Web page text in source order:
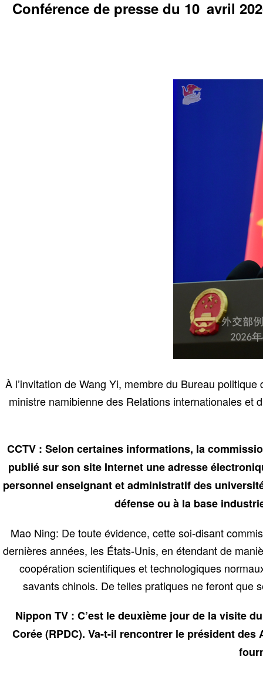
Conférence de presse du 10 avril
À l’invitation de Wang Yi, membre du Bureau
ministre namibienne des Relations internationales et
CCTV : Selon certaines informations, la
publié sur son site Internet une adresse
personnel enseignant et administratif des
défense ou à la base
Mao Ning: De toute évidence, cette soi-disant
dernières années, les États-Unis, en étendant de
coopération scientifiques et technologiques
savants chinois. De telles pratiques ne feront que
Nippon TV : C’est le deuxième jour de la visite
Corée (RPDC). Va-t-il rencontrer le président